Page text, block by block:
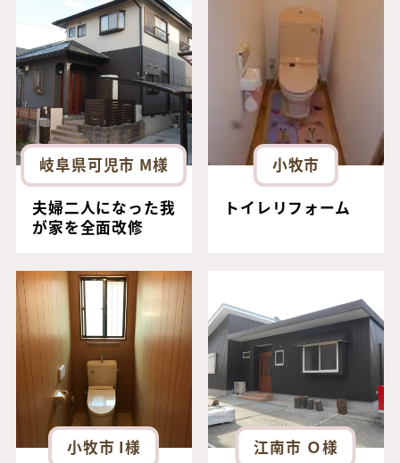
岐阜県可児市 M様
夫婦二人になった我
が家を全面改修
小牧市
トイレリフォーム
小牧市 I様
江南市 Ｏ様